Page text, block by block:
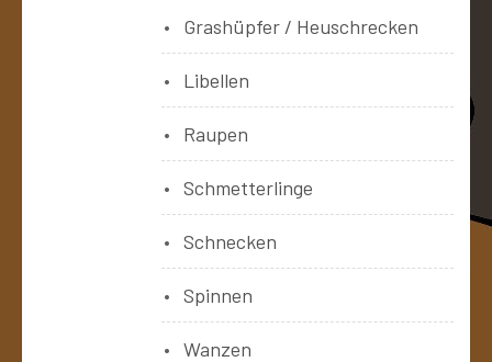
Grashüpfer / Heuschrecken
Libellen
Raupen
Schmetterlinge
Schnecken
Spinnen
Wanzen